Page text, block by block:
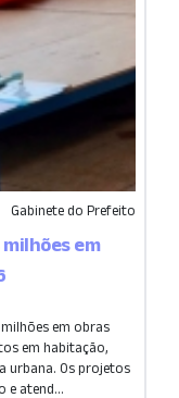
Gabinete do Prefeito
milhões em
em obras
em habitação,
urbana. Os projetos
e atend...